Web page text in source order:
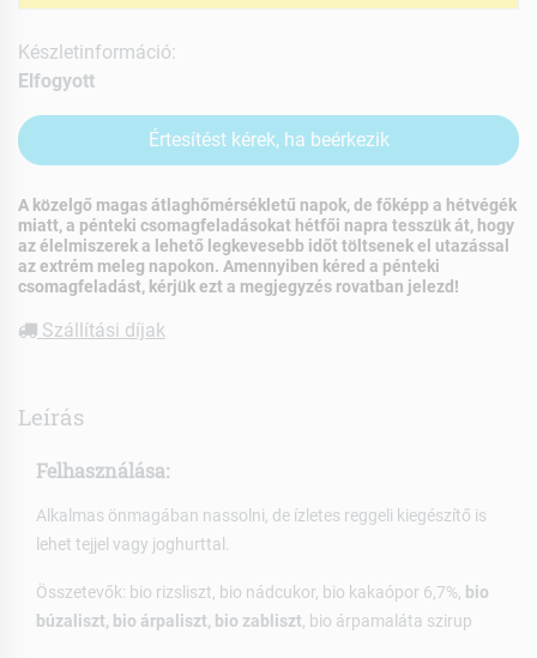
Készletinformáció:
Elfogyott
Értesítést kérek, ha beérkezik
A közelgő magas átlaghőmérsékletű napok, de főképp a hétvégék
miatt, a pénteki csomagfeladásokat hétfői napra tesszük át, hogy
az élelmiszerek a lehető legkevesebb időt töltsenek el utazással
az extrém meleg napokon. Amennyiben kéred a pénteki
csomagfeladást, kérjük ezt a megjegyzés rovatban jelezd!
Szállítási díjak
Leírás
Felhasználása:
Alkalmas önmagában nassolni, de ízletes reggeli kiegészítő is
lehet tejjel vagy joghurttal.
Összetevők: bio rizsliszt, bio nádcukor, bio kakaópor 6,7%, bio
búzaliszt, bio árpaliszt, bio zabliszt, bio árpamaláta szirup